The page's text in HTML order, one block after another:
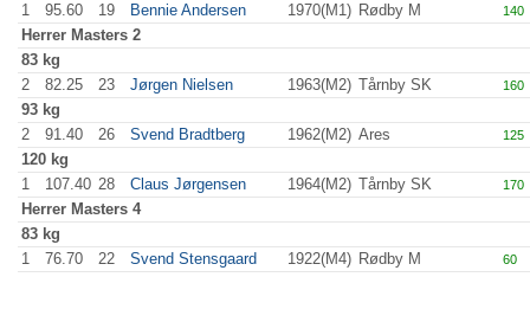
1
95.60 19 Bennie Andersen 1970(M1) Rødby M 140
Herrer Masters 2
83 kg
2
82.25 23 Jørgen Nielsen 1963(M2) Tårnby SK 160
93 kg
2
91.40 26 Svend Bradtberg 1962(M2) Ares 125
120 kg
1
107.40 28 Claus Jørgensen 1964(M2) Tårnby SK 170
Herrer Masters 4
83 kg
1
76.70 22 Svend Stensgaard 1922(M4) Rødby M 60.0